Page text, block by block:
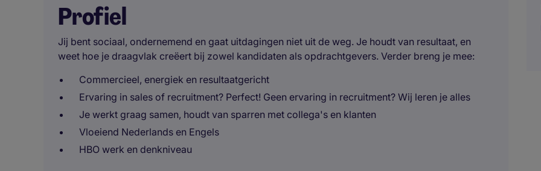
Profiel
Jij bent sociaal, ondernemend en gaat uitdagingen niet uit de weg. Je houdt van resultaat, en
weet hoe je draagvlak creëert bij zowel kandidaten als opdrachtgevers. Verder breng je mee:
Commercieel, energiek en resultaatgericht
Ervaring in sales of recruitment? Perfect! Geen ervaring in recruitment? Wij leren je alles
Je werkt graag samen, houdt van sparren met collega's en klanten
Vloeiend Nederlands en Engels
HBO werk en denkniveau